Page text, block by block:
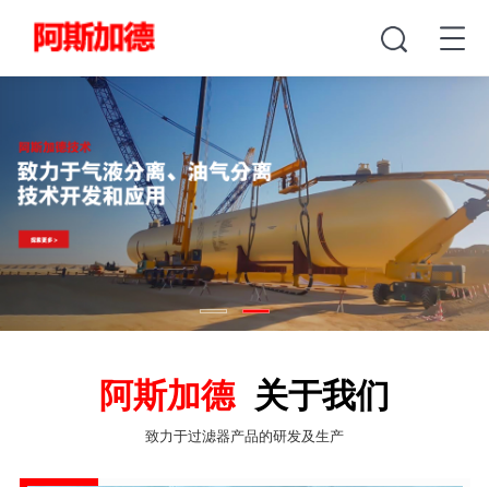
阿斯加德 关于我们
致力于过滤器产品的研发及生产